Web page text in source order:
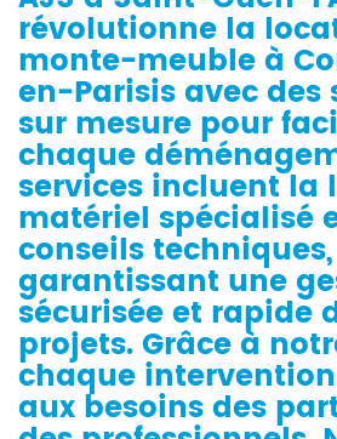
révolutionne la
monte-meuble à
en-Parisis avec des
sur mesure pour
chaque
services incluent la
matériel spécialisé
conseils techniques,
garantissant une
sécurisée et rapide
projets. Grâce à
chaque
aux besoins des